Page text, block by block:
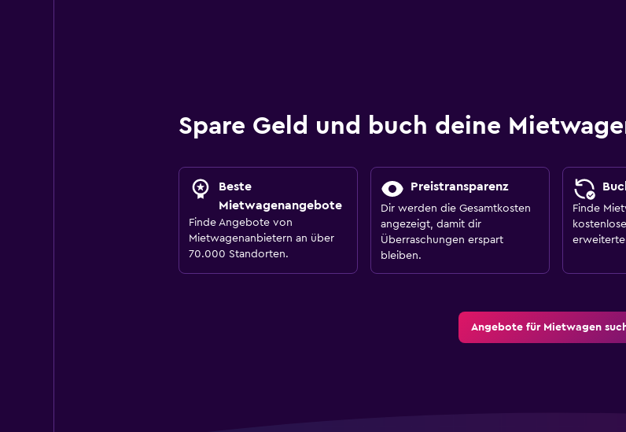
Spare Geld und buch deine
Beste
Mietwagenangebote
Finde Angebote von
Mietwagenanbietern an über
70.000 Standorten.
Preistransparenz
Dir werden die Gesamtkosten
angezeigt, damit dir
Überraschungen erspart
bleiben.
Finde
Angebote für Mietwagen